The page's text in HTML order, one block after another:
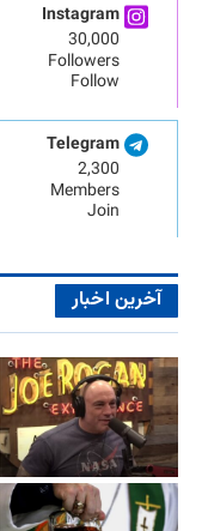
Instagram
30,000
Followers
Follow
Telegram
2,300
Members
Join
آخرین اخبار